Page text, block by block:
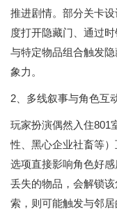
推进剧情。部分关卡
度打开隐藏门、通过
与特定物品组合触发
象力。
2、多线叙事与角色互
玩家扮演偶然入住801
性、黑心企业社畜等
选项直接影响角色好
丢失的物品，会解锁
索，则可能触发与邻居